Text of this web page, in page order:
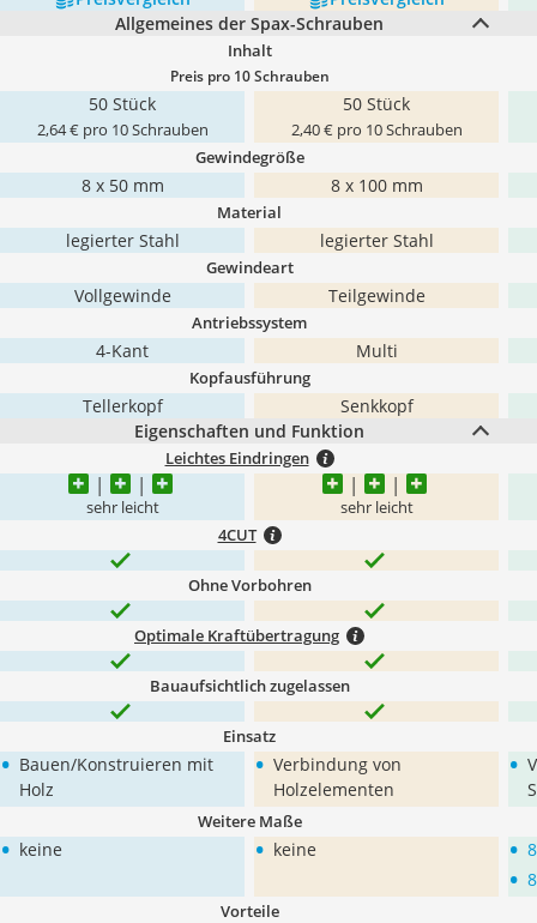
Allgemeines der Spax-Schrauben
Inhalt
Preis pro 10 Schrauben
50 Stück
2,64 € pro 10 Schrauben
50 Stück
2,40 € pro 10 Schrauben
Gewindegröße
8 x 50 mm 8 x 100 mm
Material
legierter Stahl legierter Stahl
Gewindeart
Vollgewinde Teilgewinde
Antriebssystem
4-Kant Multi
Kopfausführung
Tellerkopf
Senkkopf
Eigenschaften und Funktion
Leichtes Eindringen
sehr leicht sehr leicht
4CUT
Ohne Vorbohren
Optimale Kraftübertragung
Bauaufsichtlich zugelassen
Einsatz
• Bauen/Konstruieren mit
Holz
• Verbindung von
Holzelementen
•
Weitere Maße
• keine • keine •
•
Vorteile